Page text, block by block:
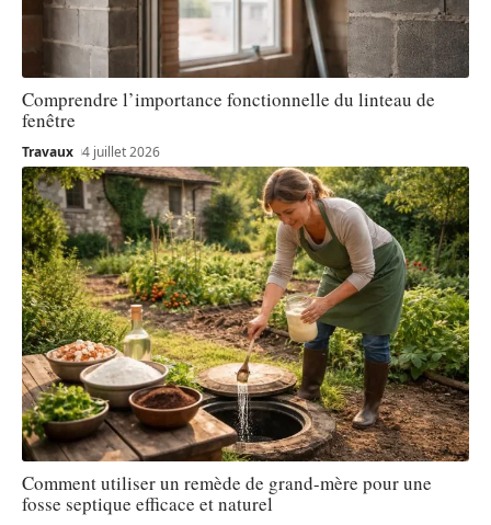
Comprendre l’importance fonctionnelle du linteau de
fenêtre
Travaux 4 juillet 2026
Comment utiliser un remède de grand-mère pour une
fosse septique efficace et naturel